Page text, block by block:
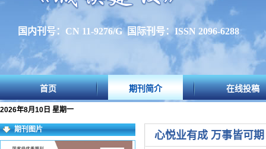
国内刊号：CN 11-9276/G 国际刊号：ISSN 2096-6288
首页 期刊简介 在线投稿
2026年8月10日 星期一
期刊图片 心悦业有成 万事皆可期